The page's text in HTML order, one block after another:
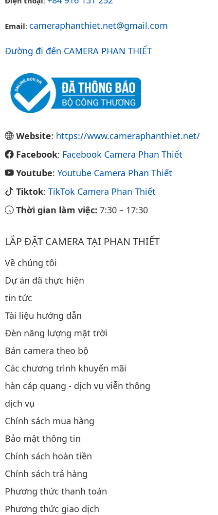
Email: cameraphanthiet.net@gmail.com
Đường đi đến CAMERA PHAN THIẾT
Website: https://www.cameraphanthiet.net/
Facebook: Facebook Camera Phan Thiết
Youtube: Youtube Camera Phan Thiết
Tiktok: TikTok Camera Phan Thiết
Thời gian làm việc: 7:30 – 17:30
LẮP ĐẶT CAMERA TẠI PHAN THIẾT
Về chúng tôi
Dự án đã thực hiện
tin tức
Tài liệu hướng dẫn
Đèn năng lượng mặt trời
Bán camera theo bộ
Các chương trình khuyến mãi
hàn cáp quang - dịch vụ viễn thông
dịch vụ
Chính sách mua hàng
Bảo mật thông tin
Chính sách hoàn tiền
Chính sách trả hàng
Phương thức thanh toán
Phương thức giao dịch